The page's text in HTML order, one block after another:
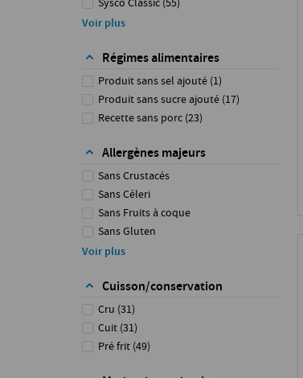
Sysco Classic (55)
Sysco Essentials
Voir plus
Régimes alimentaires
Produit sans sel ajouté (1)
Produit sans sucre ajouté (17)
Recette sans porc (23)
Allergènes majeurs
Sans Crustacés
Sans Céleri
Sans Fruits à coque
Sans Gluten
Sans Lait
Sans Moutarde
Sans Oeuf
Sans Poisson
Sans Soja
Voir plus
Cuisson/conservation
Cru (31)
Cuit (31)
Pré frit (49)